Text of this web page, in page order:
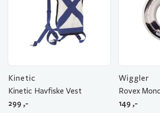
Kinetic
Kinetic Havfiske Vest
299 ,-
Wiggler
Rovex
149 ,-